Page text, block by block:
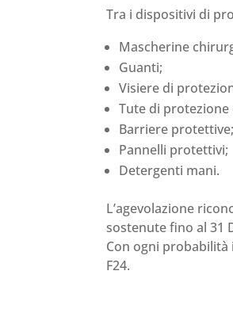
Tra i dispositivi di
Mascherine
Guanti;
Visiere di
Tute di protezione
Barriere protettive;
Pannelli protettivi;
Detergenti mani.
L’agevolazione
sostenute fino al 31
Con ogni
F24.